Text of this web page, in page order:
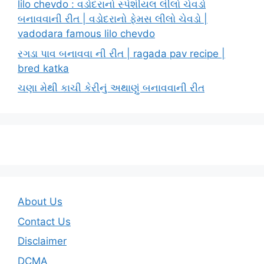
lilo chevdo : વડોદરાનો સ્પેશીયલ લીલો ચેવડો
બનાવવાની રીત | વડોદરાનો ફેમસ લીલો ચેવડો |
vadodara famous lilo chevdo
રગડા પાવ બનાવવા ની રીત | ragada pav recipe |
bred katka
ચણા મેથી કાચી કેરીનું અથાણું બનાવવાની રીત
About Us
Contact Us
Disclaimer
DCMA